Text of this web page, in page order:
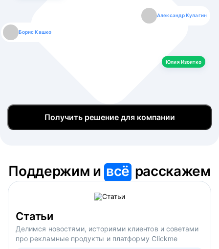
Борис Кашко
Александр Кулагин
Юлия Изоитко
Юлия Изоитко
Даниил Макаров
Александр Кулагин
Екатерина Лазаренко
Даниил Макаров
Борис Кашко
Екатерина Лазаренко
Юлия Изоитко
Получить решение для компании
Поддержим ивсё расскажем
Статьи
Делимся новостями, историями клиентов и советами
про рекламные продукты и платформу Clickme